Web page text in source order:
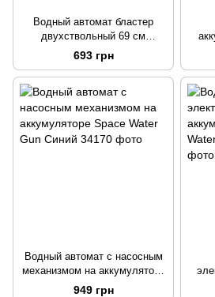
Водный автомат бластер
двухствольный 69 см
Зеленый
693 грн
Водный автомат с насосным
механизмом на аккумуляторе
Space Water Gun Синий
949 грн